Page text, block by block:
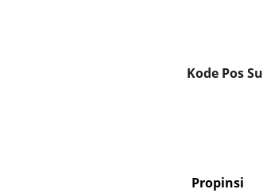
Kode Pos
Propinsi